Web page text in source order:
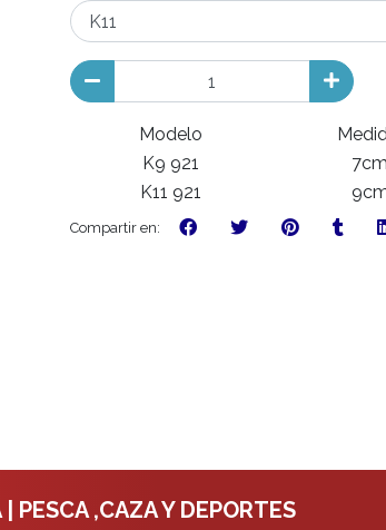
Modelo
K9 921
7cm
K11 921
Compartir en:
PESCA ,CAZA Y DEPORTES